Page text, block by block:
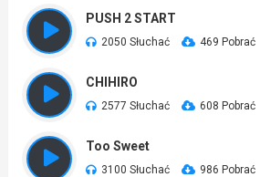
PUSH 2 START
2050 Słuchać 469 Pobrać
CHIHIRO
2577 Słuchać 608 Pobrać
Too Sweet
3100 Słuchać 986 Pobrać